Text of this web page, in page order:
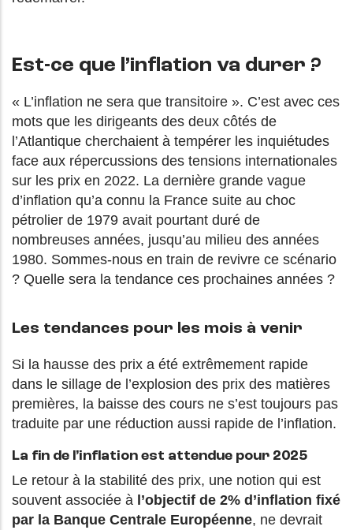
Est-ce que l’inflation va durer ?
« L’inflation ne sera que transitoire ». C’est avec ces
mots que les dirigeants des deux côtés de
l’Atlantique cherchaient à tempérer les inquiétudes
face aux répercussions des tensions internationales
sur les prix en 2022. La dernière grande vague
d’inflation qu’a connu la France suite au choc
pétrolier de 1979 avait pourtant duré de
nombreuses années, jusqu’au milieu des années
1980. Sommes-nous en train de revivre ce scénario
? Quelle sera la tendance ces prochaines années ?
Les tendances pour les mois à venir
Si la hausse des prix a été extrêmement rapide
dans le sillage de l’explosion des prix des matières
premières, la baisse des cours ne s’est toujours pas
traduite par une réduction aussi rapide de l’inflation.
La fin de l’inflation est attendue pour 2025
Le retour à la stabilité des prix, une notion qui est
souvent associée à l’objectif de 2% d’inflation fixé
par la Banque Centrale Européenne, ne devrait